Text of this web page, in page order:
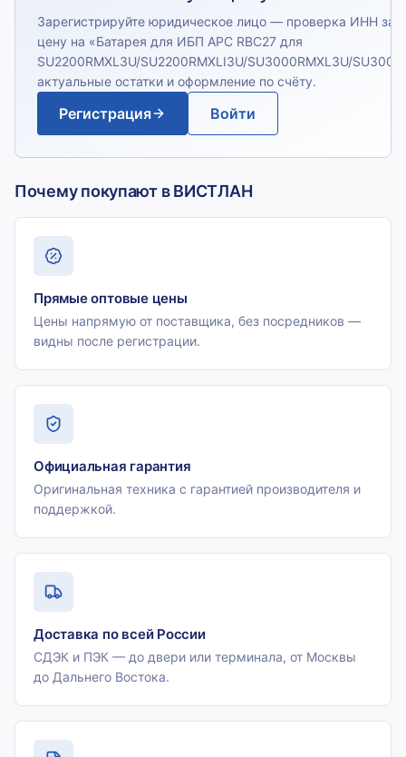
Зарегистрируйте юридическое лицо — проверка ИНН
цену на «Батарея для ИБП APC RBC27 для
SU2200RMXL3U/SU2200RMXLI3U/SU3000RMXL3U/
актуальные остатки и оформление по счёту.
Регистрация Войти
Почему покупают в ВИСТЛАН
Прямые оптовые цены
Цены напрямую от поставщика, без посредников —
видны после регистрации.
Официальная гарантия
Оригинальная техника с гарантией производителя и
поддержкой.
Доставка по всей России
СДЭК и ПЭК — до двери или терминала, от Москвы
до Дальнего Востока.